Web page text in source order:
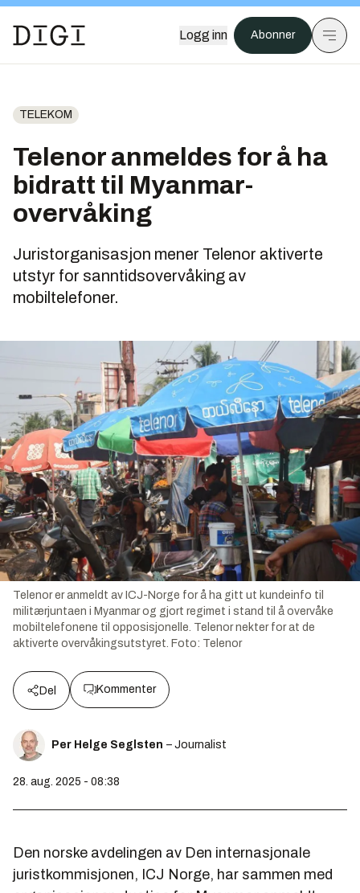
Logg inn Abonner
TELEKOM
Telenor anmeldes for å ha
bidratt til Myanmar-
overvåking
Juristorganisasjon mener Telenor aktiverte
utstyr for sanntidsovervåking av
mobiltelefoner.
Telenor er anmeldt av ICJ-Norge for å ha gitt ut kundeinfo til
militærjuntaen i Myanmar og gjort regimet i stand til å overvåke
mobiltelefonene til opposisjonelle. Telenor nekter for at de
aktiverte overvåkingsutstyret. Foto: Telenor
Del Kommenter
Per Helge Seglsten – Journalist
28. aug. 2025 - 08:38
Den norske avdelingen av Den internasjonale
juristkommisjonen, ICJ Norge, har sammen med